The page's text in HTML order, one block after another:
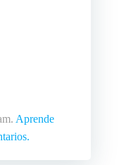
Aprende